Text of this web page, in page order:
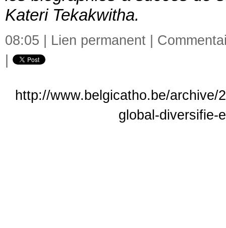
Kateri Tekakwitha.
08:05 | Lien permanent
http://www.belgicatho.be/archive/
global-diversifie-